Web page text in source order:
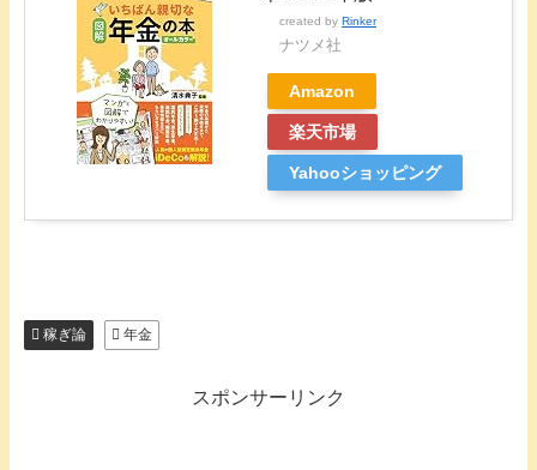
created by Rinker
ナツメ社
Amazon
楽天市場
Yahooショッピング
稼ぎ論 年金
スポンサーリンク